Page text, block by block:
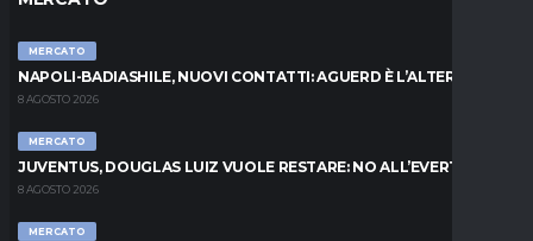
MERCATO
NAPOLI-BADIASHILE, NUOVI CONTATTI: AGUERD È L’ALTERNATIVA
8 AGOSTO 2026
MERCATO
JUVENTUS, DOUGLAS LUIZ VUOLE RESTARE: NO ALL’EVERTON
8 AGOSTO 2026
MERCATO